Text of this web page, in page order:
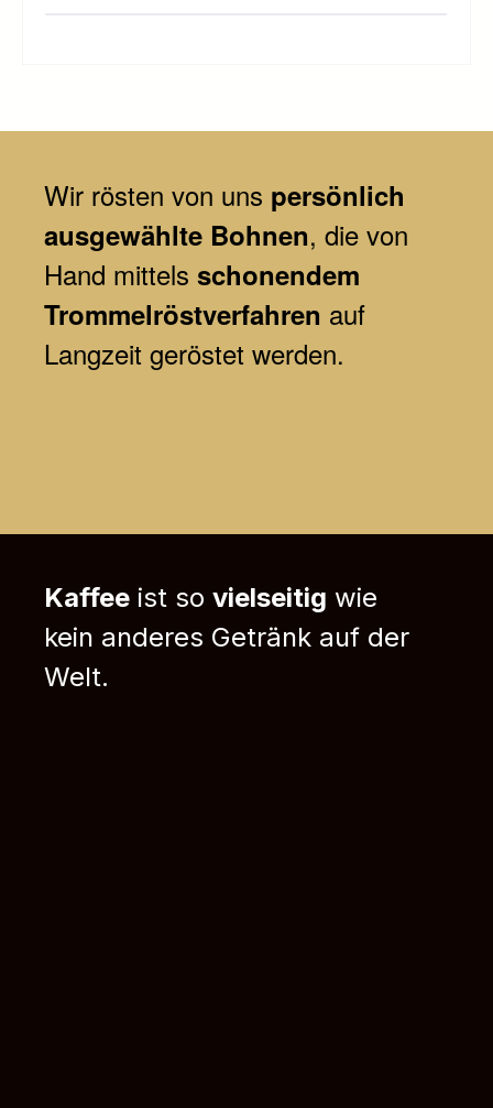
Wir rösten von uns persönlich
ausgewählte Bohnen, die von
Hand mittels schonendem
Trommelröstverfahren auf
Langzeit geröstet werden.
Kaffee ist so vielseitig wie
kein anderes Getränk auf der
Welt.